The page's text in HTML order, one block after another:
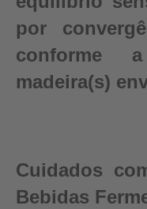
por
conforme
madeira(s)
Cuidados
Bebidas